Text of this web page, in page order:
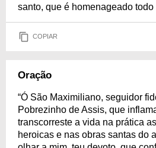
santo, que é homenageado
COPIAR
Oração
“Ó São Maximiliano, seguidor
Pobrezinho de Assis, que
transcorreste a vida na prática
heroicas e nas obras santas do